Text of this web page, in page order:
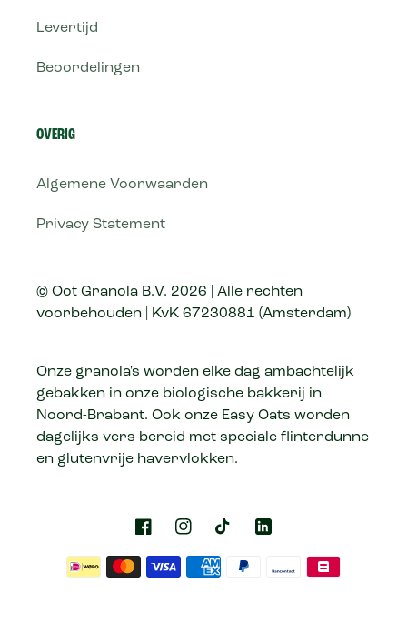
Levertijd
Beoordelingen
OVERIG
Algemene Voorwaarden
Privacy Statement
© Oot Granola B.V. 2026 | Alle rechten
voorbehouden | KvK 67230881 (Amsterdam)
Onze granola's worden elke dag ambachtelijk
gebakken in onze biologische bakkerij in
Noord-Brabant. Ook onze Easy Oats worden
dagelijks vers bereid met speciale flinterdunne
en glutenvrije havervlokken.